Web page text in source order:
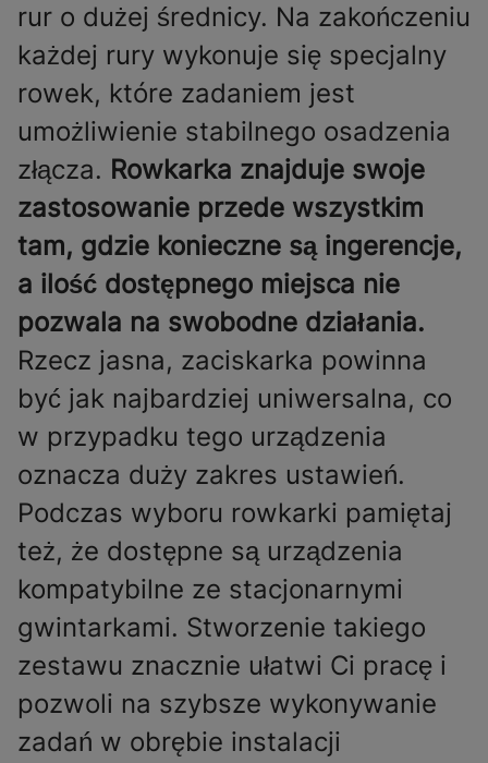
rur o dużej średnicy. Na zakończeniu
każdej rury wykonuje się specjalny
rowek, które zadaniem jest
umożliwienie stabilnego osadzenia
złącza. Rowkarka znajduje swoje
zastosowanie przede wszystkim
tam, gdzie konieczne są ingerencje,
a ilość dostępnego miejsca nie
pozwala na swobodne działania.
Rzecz jasna, zaciskarka powinna
być jak najbardziej uniwersalna, co
w przypadku tego urządzenia
oznacza duży zakres ustawień.
Podczas wyboru rowkarki pamiętaj
też, że dostępne są urządzenia
kompatybilne ze stacjonarnymi
gwintarkami. Stworzenie takiego
zestawu znacznie ułatwi Ci pracę i
pozwoli na szybsze wykonywanie
zadań w obrębie instalacji